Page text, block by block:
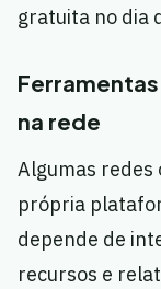
gratuita no dia
na rede
Algumas
própria
depende de
recursos e